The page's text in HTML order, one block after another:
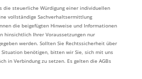
die steuerliche Würdigung einer individuellen
vollständige Sachverhaltsermittlung
die beigefügten Hinweise und Informationen
hinsichtlich Ihrer Voraussetzungen nur
werden. Sollten Sie Rechtssicherheit über
Situation benötigen, bitten wir Sie, sich mit uns
in Verbindung zu setzen. Es gelten die AGBs